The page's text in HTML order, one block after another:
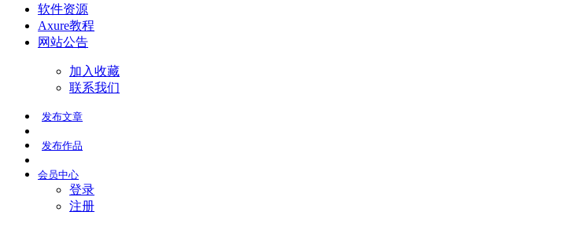
软件资源
Axure教程
网站公告
加入收藏
联系我们
发布文章
发布作品
会员中心
登录
注册